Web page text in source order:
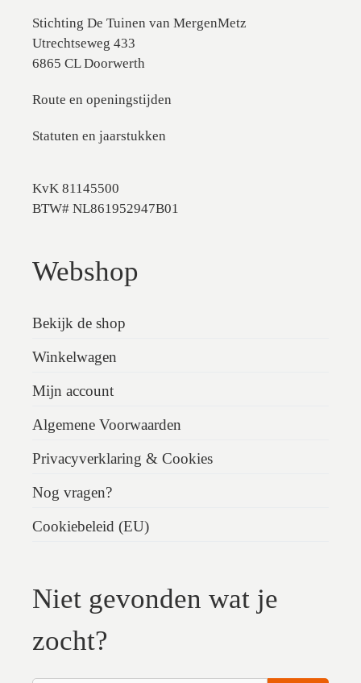
Stichting De Tuinen van MergenMetz
Utrechtseweg 433
6865 CL Doorwerth
Route en openingstijden
Statuten en jaarstukken
KvK 81145500
BTW# NL861952947B01
Webshop
Bekijk de shop
Winkelwagen
Mijn account
Algemene Voorwaarden
Privacyverklaring & Cookies
Nog vragen?
Cookiebeleid (EU)
Niet gevonden wat je
zocht?